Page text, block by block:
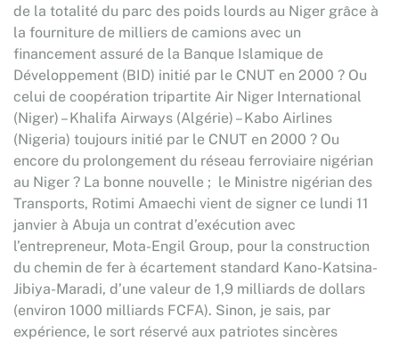
de la totalité du parc des poids lourds au Niger grâce à
la fourniture de milliers de camions avec un
financement assuré de la Banque Islamique de
Développement (BID) initié par le CNUT en 2000 ? Ou
celui de coopération tripartite Air Niger International
(Niger) – Khalifa Airways (Algérie) – Kabo Airlines
(Nigeria) toujours initié par le CNUT en 2000 ? Ou
encore du prolongement du réseau ferroviaire nigérian
au Niger ? La bonne nouvelle ; le Ministre nigérian des
Transports, Rotimi Amaechi vient de signer ce lundi 11
janvier à Abuja un contrat d’exécution avec
l’entrepreneur, Mota-Engil Group, pour la construction
du chemin de fer à écartement standard Kano-Katsina-
Jibiya-Maradi, d’une valeur de 1,9 milliards de dollars
(environ 1000 milliards FCFA). Sinon, je sais, par
expérience, le sort réservé aux patriotes sincères